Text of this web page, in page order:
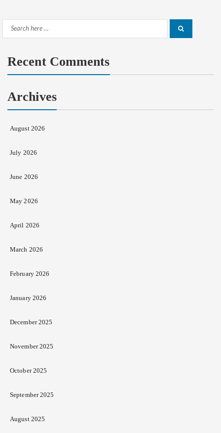
Search
Recent Comments
Archives
August 2026
July 2026
June 2026
May 2026
April 2026
March 2026
February 2026
January 2026
December 2025
November 2025
October 2025
September 2025
August 2025